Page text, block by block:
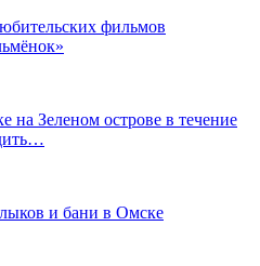
фильмов
на Зеленом острове в течение
и бани в Омске